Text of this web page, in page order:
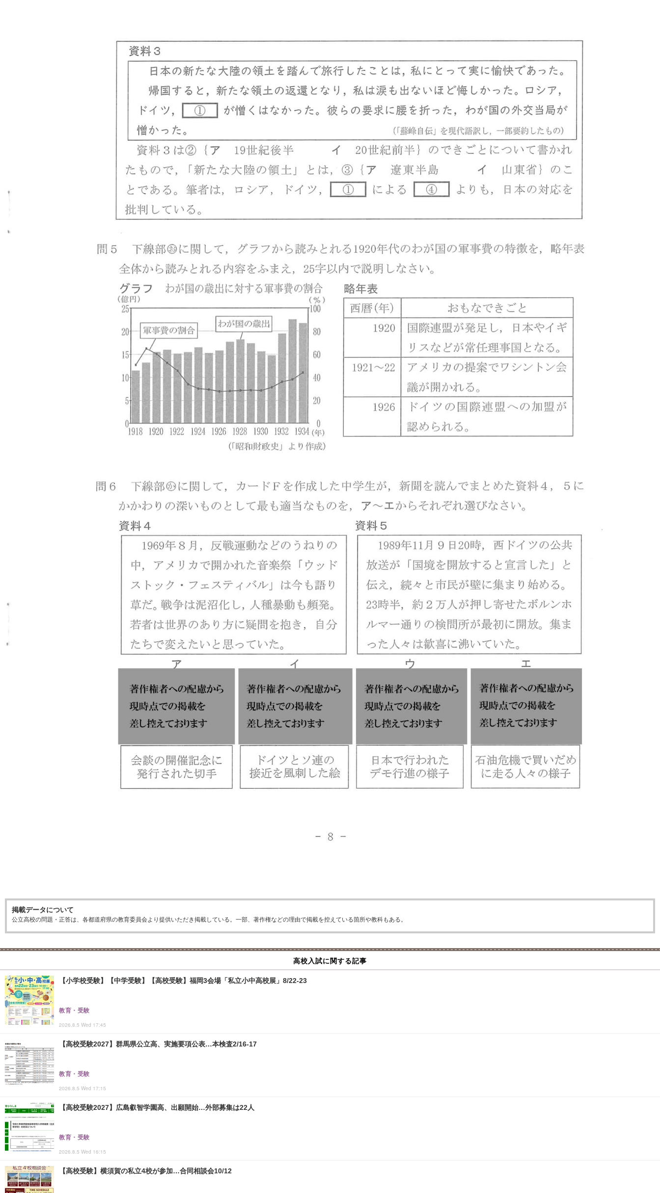
掲載データについて
公立高校の問題・正答は、各都道府県の教育委員会より提供いただき掲載している。一部、著作権などの理由で掲載を控えている箇所や教科もある。
高校入試に関する記事
【小学校受験】【中学受験】【高校受験】福岡3会場「私立小中高校展」8/22-23
教育・受験
2026.8.5 Wed 17:45
【高校受験2027】群馬県公立高、実施要項公表…本検査2/16-17
教育・受験
2026.8.5 Wed 17:15
【高校受験2027】広島叡智学園高、出願開始…外部募集は22人
教育・受験
2026.8.5 Wed 16:15
【高校受験】横須賀の私立4校が参加…合同相談会10/12